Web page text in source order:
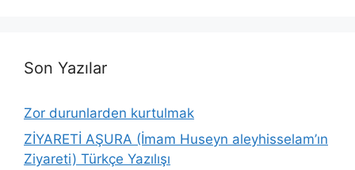
Son Yazılar
Zor durunlarden kurtulmak
ZİYARETİ AŞURA (İmam Huseyn aleyhisselam’ın
Ziyareti) Türkçe Yazılışı